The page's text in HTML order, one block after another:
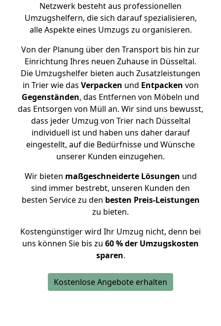
Netzwerk besteht aus professionellen
Umzugshelfern, die sich darauf spezialisieren,
alle Aspekte eines Umzugs zu organisieren.
Von der Planung über den Transport bis hin zur
Einrichtung Ihres neuen Zuhause in Düsseltal.
Die Umzugshelfer bieten auch Zusatzleistungen
in Trier wie das Verpacken und Entpacken von
Gegenständen, das Entfernen von Möbeln und
das Entsorgen von Müll an. Wir sind uns bewusst,
dass jeder Umzug von Trier nach Düsseltal
individuell ist und haben uns daher darauf
eingestellt, auf die Bedürfnisse und Wünsche
unserer Kunden einzugehen.
Wir bieten maßgeschneiderte Lösungen und
sind immer bestrebt, unseren Kunden den
besten Service zu den besten Preis-Leistungen
zu bieten.
Kostengünstiger wird Ihr Umzug nicht, denn bei
uns können Sie bis zu 60 % der Umzugskosten
sparen.
Kostenlose Angebote erhalten